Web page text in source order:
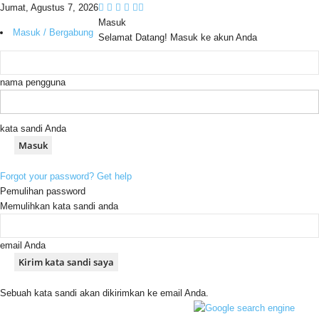
Jumat, Agustus 7, 2026
Masuk / Bergabung
Masuk
Selamat Datang! Masuk ke akun Anda
nama pengguna
kata sandi Anda
Forgot your password? Get help
Pemulihan password
Memulihkan kata sandi anda
email Anda
Sebuah kata sandi akan dikirimkan ke email Anda.